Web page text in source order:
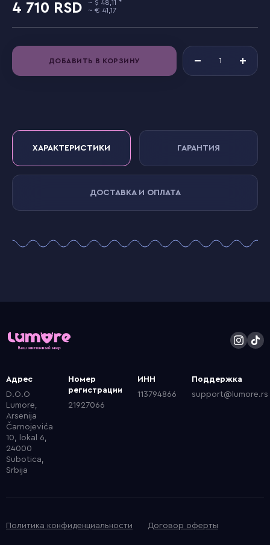
4 710
48,11
41,17
ДОБАВИТЬ В КОРЗИНУ
ХАРАКТЕРИСТИКИ ГАРАНТИЯ
ДОСТАВКА И ОПЛАТА
Адрес
D.O.O
Lumore,
Arsenija
Čarnojevića
10, lokal 6,
24000
Subotica,
Srbija
Номер
регистрации
21927066
ИНН
113794866
Поддержка
support@lumore.rs
Политика конфиденциальности Договор оферты